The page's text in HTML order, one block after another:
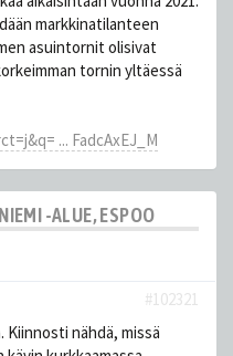
markkinatilanteen
asuintornit olisivat
tornin yltäessä
... FadcAxEJ_M
-ALUE, ESPOO
#102321
nähdä, missä